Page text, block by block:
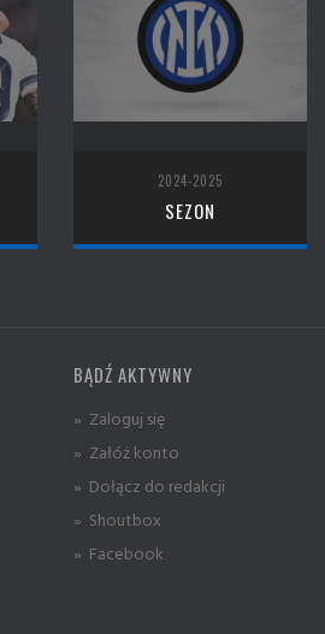
2024-2025
SEZON
BĄDŹ AKTYWNY
» Zaloguj się
» Załóż konto
» Dołącz do redakcji
» Shoutbox
» Facebook